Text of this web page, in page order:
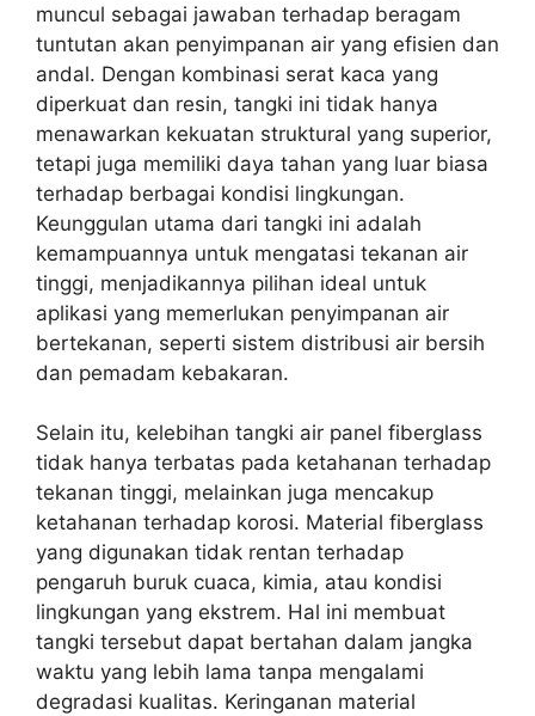
muncul sebagai jawaban terhadap beragam
tuntutan akan penyimpanan air yang efisien dan
andal. Dengan kombinasi serat kaca yang
diperkuat dan resin, tangki ini tidak hanya
menawarkan kekuatan struktural yang superior,
tetapi juga memiliki daya tahan yang luar biasa
terhadap berbagai kondisi lingkungan.
Keunggulan utama dari tangki ini adalah
kemampuannya untuk mengatasi tekanan air
tinggi, menjadikannya pilihan ideal untuk
aplikasi yang memerlukan penyimpanan air
bertekanan, seperti sistem distribusi air bersih
dan pemadam kebakaran.
Selain itu, kelebihan tangki air panel fiberglass
tidak hanya terbatas pada ketahanan terhadap
tekanan tinggi, melainkan juga mencakup
ketahanan terhadap korosi. Material fiberglass
yang digunakan tidak rentan terhadap
pengaruh buruk cuaca, kimia, atau kondisi
lingkungan yang ekstrem. Hal ini membuat
tangki tersebut dapat bertahan dalam jangka
waktu yang lebih lama tanpa mengalami
degradasi kualitas. Keringanan material